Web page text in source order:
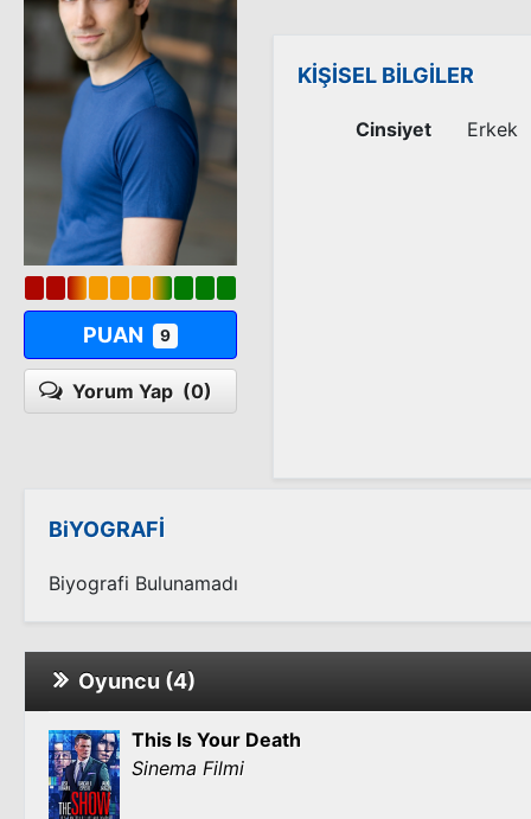
PUAN 9
Yorum Yap (0)
KİŞİSEL BİLGİLER
Cinsiyet Erkek
BiYOGRAFİ
Biyografi Bulunamadı
Oyuncu (4)
This Is Your Death
Sinema Filmi